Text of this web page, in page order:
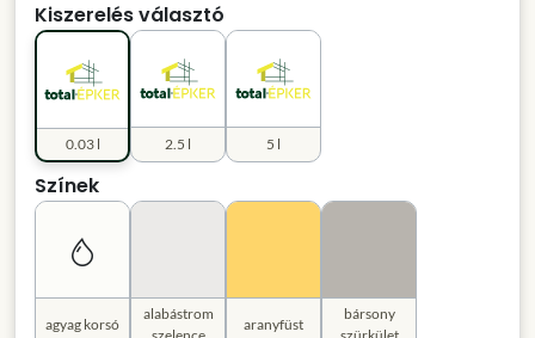
Kiszerelés választó
0.03 l 2.5 l 5 l
Színek
agyag korsó
alabástrom
aranyfüst
bársony